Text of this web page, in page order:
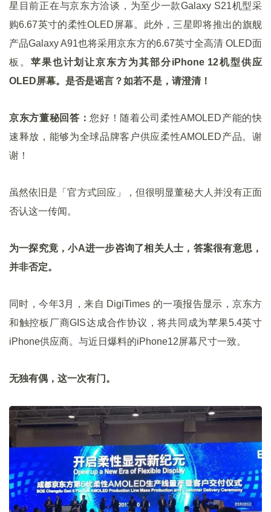
星目前正在与京东方洽谈，为至少一款Galaxy S21机型采
购6.67英寸的柔性OLED屏幕。此外，三星即将推出的旗舰
产品Galaxy A91也将采用京东方的6.67英寸全高清 OLED面
板。 苹果也计划让京东方为其部分iPhone 12机型供应
OLED屏幕。是否是谣言？如若不是，请澄清！
京东方董秘回答：您好！随着公司柔性AMOLED产能的快
速释放，能够为全球品牌客户供应柔性AMOLED产品。谢
谢！
虽然依旧是「官方式回应」，但很明显董秘大人并没有正面
否认这一传闻。
为一探究竟，小A进一步咨询了相关人士，答案很有意思，
并非否定。
同时，今年3月，来自 DigiTimes 的一项报告显示，京东方
和触控板厂商GIS达成合作协议，将共同成为苹果5.4英寸
iPhone供应商。与近日爆料的iPhone12屏幕尺寸一致。
无独有偶，这一次有门。